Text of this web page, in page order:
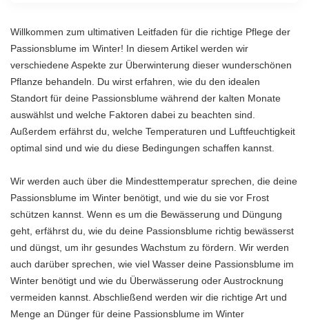
Willkommen zum ultimativen Leitfaden für die richtige Pflege der
Passionsblume im Winter! In diesem Artikel werden wir
verschiedene Aspekte zur Überwinterung dieser wunderschönen
Pflanze behandeln. Du wirst erfahren, wie du den idealen
Standort für deine Passionsblume während der kalten Monate
auswählst und welche Faktoren dabei zu beachten sind.
Außerdem erfährst du, welche Temperaturen und Luftfeuchtigkeit
optimal sind und wie du diese Bedingungen schaffen kannst.
Wir werden auch über die Mindesttemperatur sprechen, die deine
Passionsblume im Winter benötigt, und wie du sie vor Frost
schützen kannst. Wenn es um die Bewässerung und Düngung
geht, erfährst du, wie du deine Passionsblume richtig bewässerst
und düngst, um ihr gesundes Wachstum zu fördern. Wir werden
auch darüber sprechen, wie viel Wasser deine Passionsblume im
Winter benötigt und wie du Überwässerung oder Austrocknung
vermeiden kannst. Abschließend werden wir die richtige Art und
Menge an Dünger für deine Passionsblume im Winter